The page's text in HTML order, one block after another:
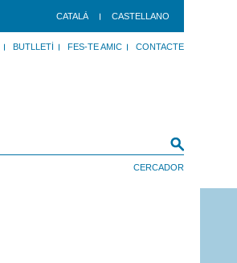
CATALÀ CASTELLANO
BUTLLETÍ FES-TE AMIC CONTACTE